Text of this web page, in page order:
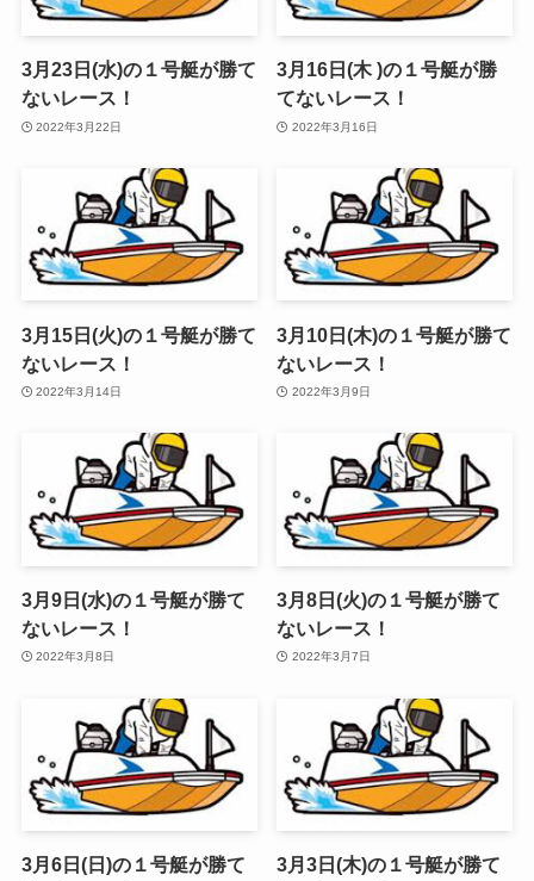
3月23日(水)の１号艇が勝て
ないレース！
2022年3月22日
3月16日(木 )の１号艇が勝
てないレース！
2022年3月16日
3月15日(火)の１号艇が勝て
ないレース！
2022年3月14日
3月10日(木)の１号艇が勝て
ないレース！
2022年3月9日
3月9日(水)の１号艇が勝て
ないレース！
2022年3月8日
3月8日(火)の１号艇が勝て
ないレース！
2022年3月7日
3月6日(日)の１号艇が勝て
3月3日(木)の１号艇が勝て